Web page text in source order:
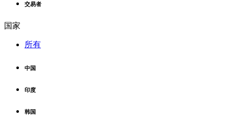
交易者
国家
所有
中国
印度
韩国